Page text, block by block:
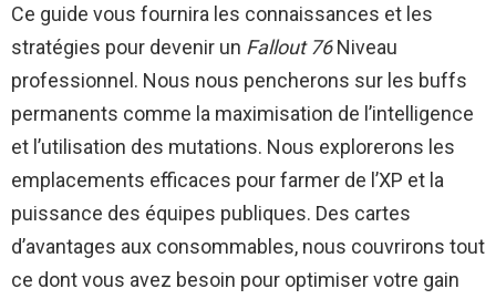
Ce guide vous fournira les connaissances et les
stratégies pour devenir un Fallout 76Niveau
professionnel. Nous nous pencherons sur les buffs
permanents comme la maximisation de l’intelligence
et l’utilisation des mutations. Nous explorerons les
emplacements efficaces pour farmer de l’XP et la
puissance des équipes publiques. Des cartes
d’avantages aux consommables, nous couvrirons tout
ce dont vous avez besoin pour optimiser votre gain